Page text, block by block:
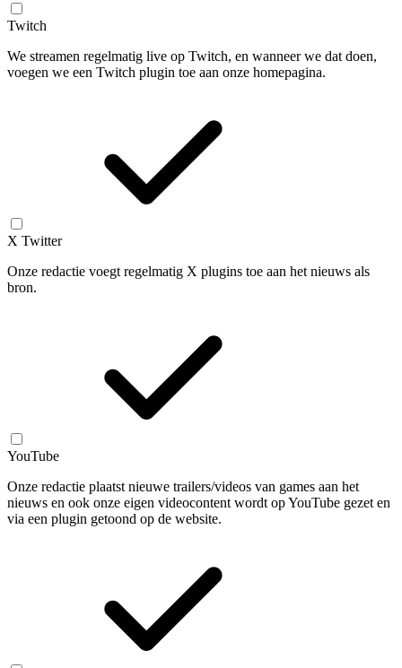
Twitch
We streamen regelmatig live op Twitch, en wanneer we dat doen,
voegen we een Twitch plugin toe aan onze homepagina.
X Twitter
Onze redactie voegt regelmatig X plugins toe aan het nieuws als
bron.
YouTube
Onze redactie plaatst nieuwe trailers/videos van games aan het
nieuws en ook onze eigen videocontent wordt op YouTube gezet en
via een plugin getoond op de website.